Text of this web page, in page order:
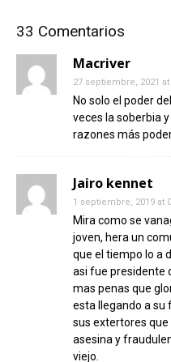
33 Comentarios
Macriver
27 septiembre, 2021 at
No solo el poder
veces la soberbia
razones más
Jairo kennet
1 septiembre, 2019 at
Mira como se
joven, hera un
que el tiempo lo a
asi fue presidente
mas penas que
esta llegando a su
sus extertores
asesina y
viejo.